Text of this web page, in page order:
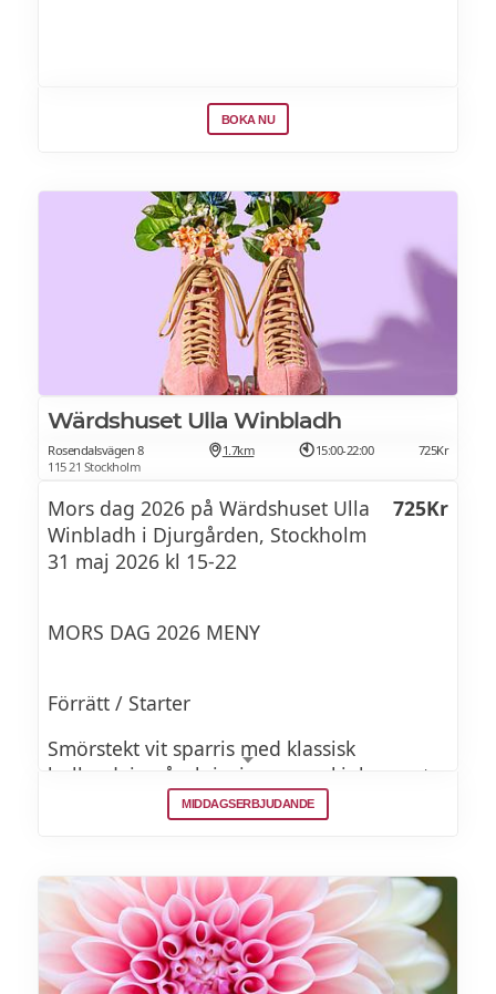
BOKA NU
Wärdshuset Ulla Winbladh
Rosendalsvägen 8
115 21 Stockholm
1.7km 15:00-22:00 725Kr
Mors dag 2026 på Wärdshuset Ulla
Winbladh i Djurgården, Stockholm
31 maj 2026 kl 15-22
725Kr
MORS DAG 2026 MENY
Förrätt / Starter
Smörstekt vit sparris med klassisk
hollandaisesås, krispig parmaskinka samt
en klick löjrom
hollandaise, Parma ham and bleak roe
Eller/or
MIDDAGSERBJUDANDE